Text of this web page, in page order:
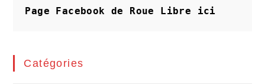
Page Facebook de Roue Libre ici
Catégories